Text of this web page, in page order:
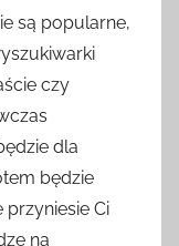
są popularne,
czy
dla
będzie
przyniesie Ci
na